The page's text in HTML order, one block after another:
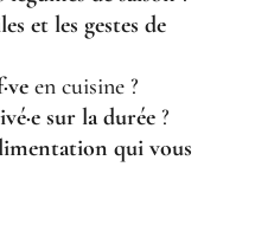
et les gestes de
en cuisine ?
sur la durée?
qui vous